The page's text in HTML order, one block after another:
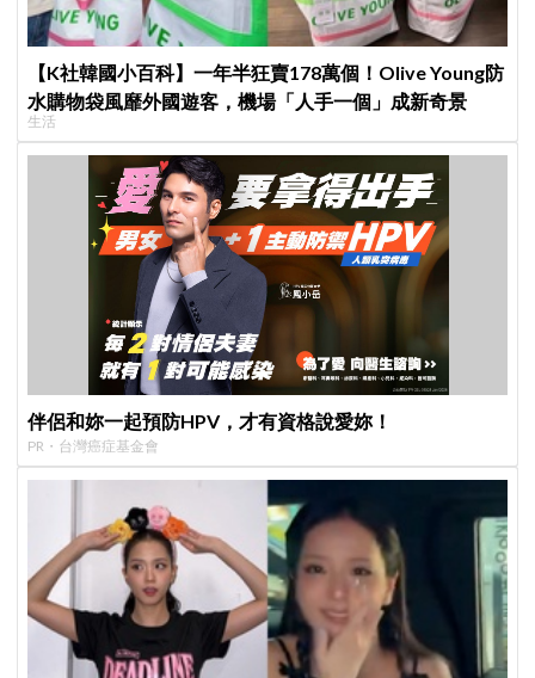
【K社韓國小百科】一年半狂賣178萬個！Olive Young防
水購物袋風靡外國遊客，機場「人手一個」成新奇景
生活
伴侶和妳一起預防HPV，才有資格說愛妳！
PR・台灣癌症基金會